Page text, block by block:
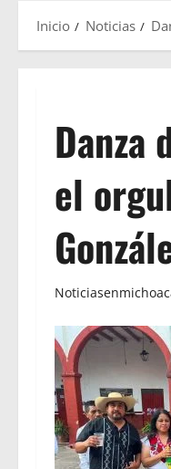
Inicio Noticias
Danza
el